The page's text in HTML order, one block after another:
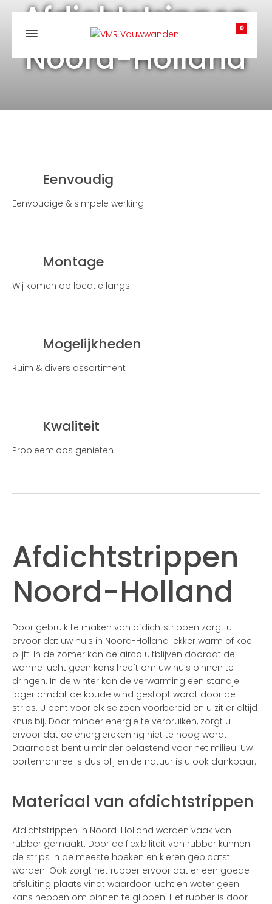
0
Afdichtstrippen
Noord-Holland
Eenvoudig
Eenvoudige & simpele werking
Montage
Wij komen op locatie langs
Mogelijkheden
Ruim & divers assortiment
Kwaliteit
Probleemloos genieten
Afdichtstrippen
Noord-Holland
Door gebruik te maken van afdichtstrippen zorgt u
ervoor dat uw huis in Noord-Holland lekker warm of koel
blijft. In de zomer kan de airco uitblijven doordat de
warme lucht geen kans heeft om uw huis binnen te
dringen. In de winter kan de verwarming een standje
lager omdat de koude wind gestopt wordt door de
strips. U bent voor elk seizoen voorbereid en u zit er altijd
knus bij. Door minder energie te verbruiken, zorgt u
ervoor dat de energierekening niet te hoog wordt.
Daarnaast bent u minder belastend voor het milieu. Uw
portemonnee is dus blij en de natuur is u ook dankbaar.
Materiaal van afdichtstrippen
Afdichtstrippen in Noord-Holland worden vaak van
rubber gemaakt. Door de flexibiliteit van rubber kunnen
de strips in de meeste hoeken en kieren geplaatst
worden. Ook zorgt het rubber ervoor dat er een goede
afsluiting plaats vindt waardoor lucht en water geen
kans hebben om binnen te glippen. Het rubber is door